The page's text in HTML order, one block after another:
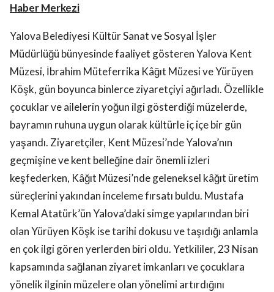
Haber Merkezi
Yalova Belediyesi Kültür Sanat ve Sosyal İşler
Müdürlüğü bünyesinde faaliyet gösteren Yalova Kent
Müzesi, İbrahim Müteferrika Kâğıt Müzesi ve Yürüyen
Köşk, gün boyunca binlerce ziyaretçiyi ağırladı. Özellikle
çocuklar ve ailelerin yoğun ilgi gösterdiği müzelerde,
bayramın ruhuna uygun olarak kültürle iç içe bir gün
yaşandı. Ziyaretçiler, Kent Müzesi’nde Yalova’nın
geçmişine ve kent belleğine dair önemli izleri
keşfederken, Kâğıt Müzesi’nde geleneksel kâğıt üretim
süreçlerini yakından inceleme fırsatı buldu. Mustafa
Kemal Atatürk’ün Yalova’daki simge yapılarından biri
olan Yürüyen Köşk ise tarihi dokusu ve taşıdığı anlamla
en çok ilgi gören yerlerden biri oldu. Yetkililer, 23 Nisan
kapsamında sağlanan ziyaret imkanları ve çocuklara
yönelik ilginin müzelere olan yönelimi artırdığını